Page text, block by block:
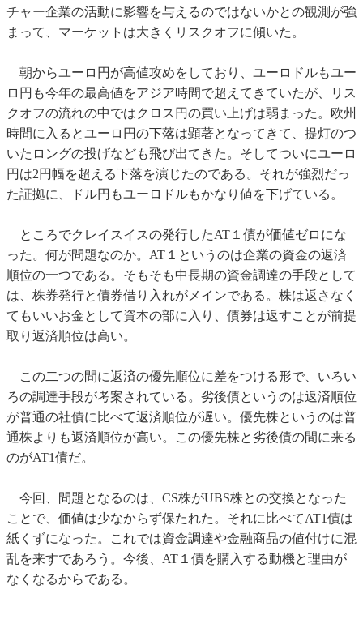
チャー企業の活動に影響を与えるのではないかとの観測が強
まって、マーケットは大きくリスクオフに傾いた。
朝からユーロ円が高値攻めをしており、ユーロドルもユー
ロ円も今年の最高値をアジア時間で超えてきていたが、リス
クオフの流れの中ではクロス円の買い上げは弱まった。欧州
時間に入るとユーロ円の下落は顕著となってきて、提灯のつ
いたロングの投げなども飛び出てきた。そしてついにユーロ
円は2円幅を超える下落を演じたのである。それが強烈だっ
た証拠に、ドル円もユーロドルもかなり値を下げている。
ところでクレイスイスの発行したAT１債が価値ゼロにな
った。何が問題なのか。AT１というのは企業の資金の返済
順位の一つである。そもそも中長期の資金調達の手段として
は、株券発行と債券借り入れがメインである。株は返さなく
てもいいお金として資本の部に入り、債券は返すことが前提
取り返済順位は高い。
この二つの間に返済の優先順位に差をつける形で、いろい
ろの調達手段が考案されている。劣後債というのは返済順位
が普通の社債に比べて返済順位が遅い。優先株というのは普
通株よりも返済順位が高い。この優先株と劣後債の間に来る
のがAT1債だ。
今回、問題となるのは、CS株がUBS株との交換となった
ことで、価値は少なからず保たれた。それに比べてAT1債は
紙くずになった。これでは資金調達や金融商品の値付けに混
乱を来すであろう。今後、AT１債を購入する動機と理由が
なくなるからである。